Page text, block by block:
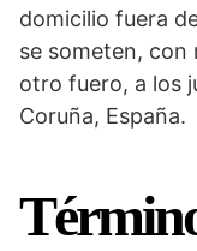
domicilio fuera
se someten, con
otro fuero, a los
Coruña, España.